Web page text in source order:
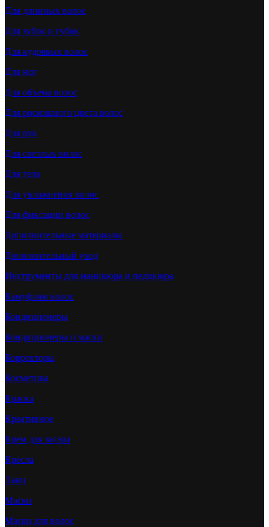
Для длинных волос
Для зубок и губок
Для кудрявых волос
Для ног
Для объема волос
Для роскошного цвета волос
Для рук
Для светлых волос
Для тела
Для увлажнения волос
Для фиксации волос
Дополнительные материалы
Дополнительный уход
Инструменты для маникюра и педикюра
Камуфляж волос
Кондиционеры
Кондиционеры и маски
Корректоры
Косметика
Краска
Креативное
Крем для загара
Кресла
Лаки
Маски
Маски для волос